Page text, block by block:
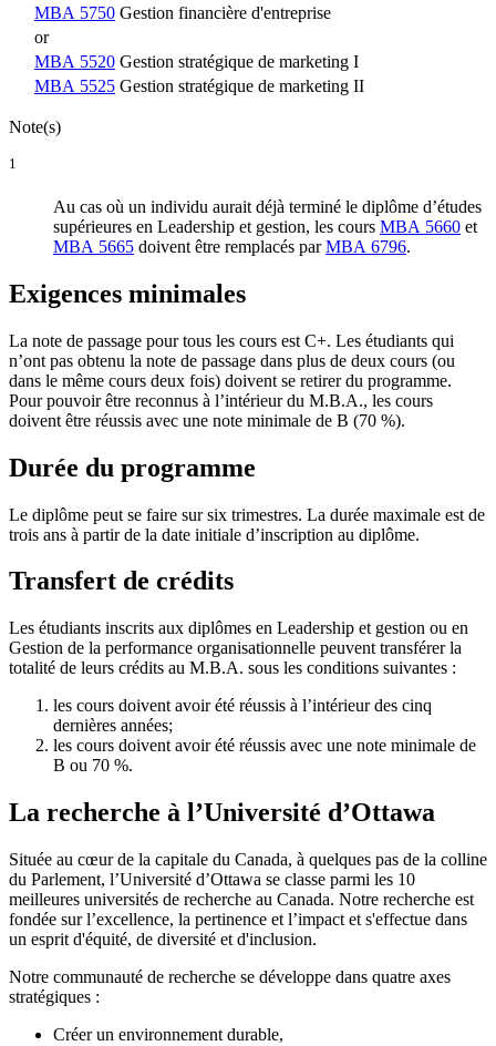
MBA 5750 Gestion financière d'entreprise
or
MBA 5520 Gestion stratégique de marketing I
MBA 5525 Gestion stratégique de marketing II
Note(s)
1
Au cas où un individu aurait déjà terminé le diplôme d’études
supérieures en Leadership et gestion, les cours MBA 5660 et
MBA 5665 doivent être remplacés parMBA 6796.
Exigences minimales
La note de passage pour tous les cours est C+. Les étudiants qui
n’ont pas obtenu la note de passage dans plus de deux cours (ou
dans le même cours deux fois) doivent se retirer du programme.
Pour pouvoir être reconnus à l’intérieur du M.B.A., les cours
doivent être réussis avec une note minimale de B (70 %).
Durée du programme
Le diplôme peut se faire sur six trimestres. La durée maximale est de
trois ans à partir de la date initiale d’inscription au diplôme.
Transfert de crédits
Les étudiants inscrits aux diplômes en Leadership et gestion ou en
Gestion de la performance organisationnelle peuvent transférer la
totalité de leurs crédits au M.B.A. sous les conditions suivantes :
les cours doivent avoir été réussis à l’intérieur des cinq
dernières années;
les cours doivent avoir été réussis avec une note minimale de
B ou 70 %.
La recherche à l’Université d’Ottawa
Située au cœur de la capitale du Canada, à quelques pas de la colline
du Parlement, l’Université d’Ottawa se classe parmi les 10
meilleures universités de recherche au Canada. Notre recherche est
fondée sur l’excellence, la pertinence et l’impact et s'effectue dans
un esprit d'équité, de diversité et d'inclusion.
Notre communauté de recherche se développe dans quatre axes
stratégiques :
Créer un environnement durable,